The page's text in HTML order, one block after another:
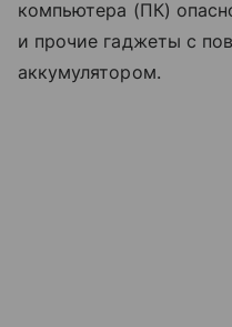
компьютера (ПК)
и прочие гаджеты с
аккумулятором.